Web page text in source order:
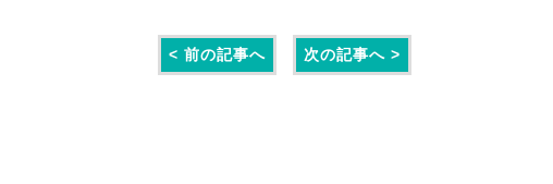
< 前の記事へ 次の記事へ >